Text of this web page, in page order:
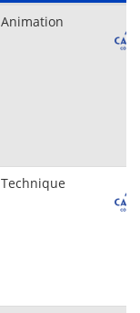
Animation
Technique